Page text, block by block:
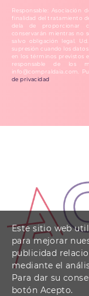
Responsable: Asociación
finalidad del tratamiento
dela de proporcionar
conservarán mientras no
salvo obligación legal.
supresión cuando los
en los términos previstos
responsable de los
info@compraldaia.com.
de privacidad
Este sitio web
para mejorar
publicidad
mediante el
Para dar su
botón Acepto.